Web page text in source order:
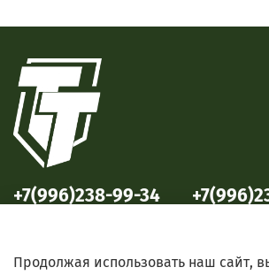
+7(996)238-99-34
Продолжая использовать наш сайт,